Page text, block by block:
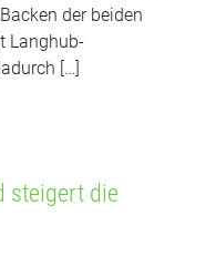
der beiden
Langhub-
[…]
steigert die